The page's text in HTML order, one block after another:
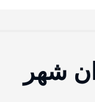
شهر